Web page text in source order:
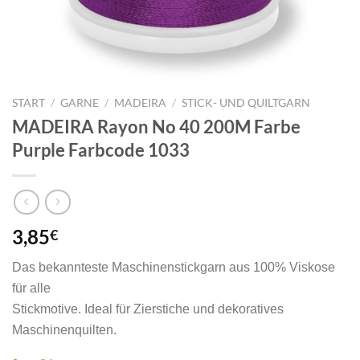
START / GARNE / MADEIRA / STICK- UND QUILTGARN
MADEIRA Rayon No 40 200M Farbe
Purple Farbcode 1033
3,85€
Das bekannteste Maschinenstickgarn aus 100% Viskose
für alle
Stickmotive. Ideal für Zierstiche und dekoratives
Maschinenquilten.